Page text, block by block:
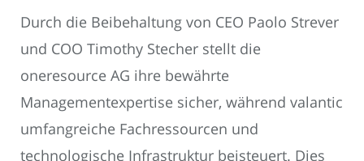
Durch die Beibehaltung von CEO Paolo Strever
und COO Timothy Stecher stellt die
oneresource AG ihre bewährte
Managementexpertise sicher, während valantic
umfangreiche Fachressourcen und
technologische Infrastruktur beisteuert. Dies